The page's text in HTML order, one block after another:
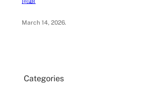
March 14, 2026.
Categories